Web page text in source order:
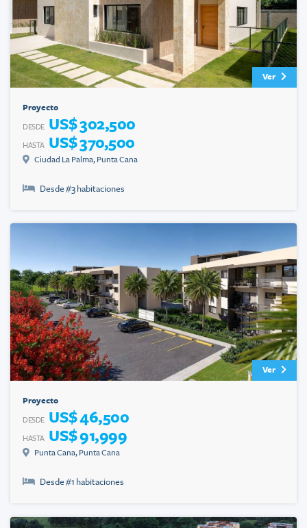
Ver
Proyecto
DESDE US$ 302,500
HASTA US$ 370,500
Ciudad La Palma, Punta Cana
Desde #3 habitaciones
Ver
Proyecto
DESDE US$ 46,500
HASTA US$ 91,999
Punta Cana, Punta Cana
Desde #1 habitaciones